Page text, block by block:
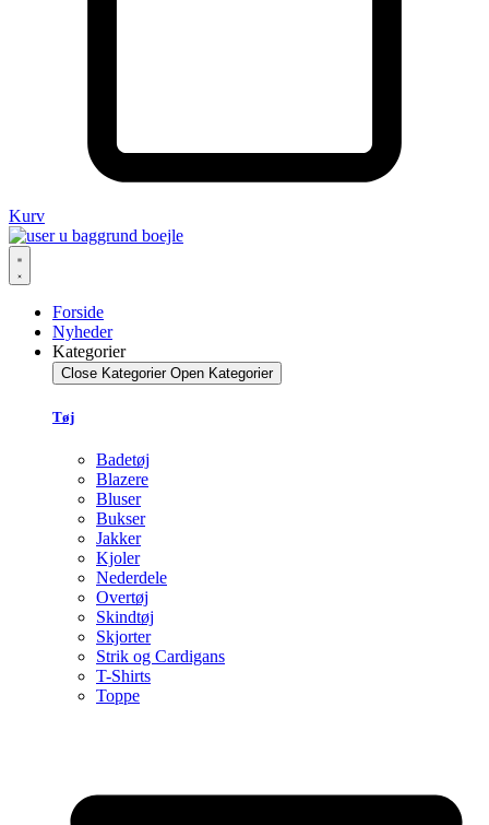
Kurv
Forside
Nyheder
Kategorier
Close Kategorier Open Kategorier
Tøj
Badetøj
Blazere
Bluser
Bukser
Jakker
Kjoler
Nederdele
Overtøj
Skindtøj
Skjorter
Strik og Cardigans
T-Shirts
Toppe